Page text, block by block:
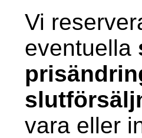
Vi
eventuella
vara eller